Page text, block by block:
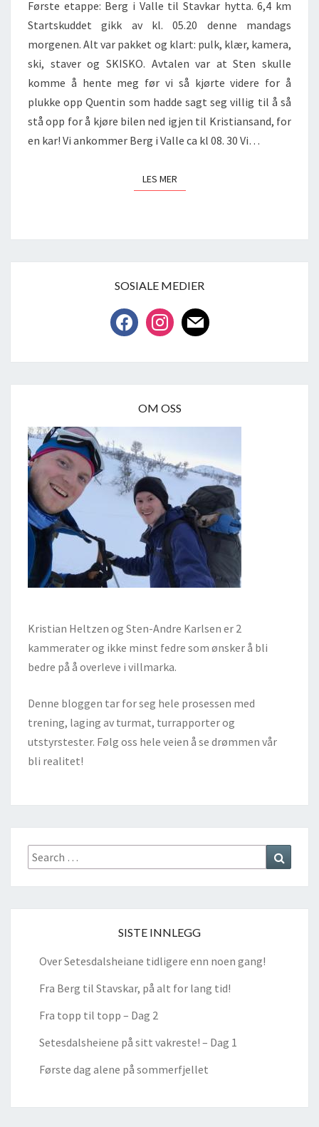
Første etappe: Berg i Valle til Stavkar hytta. 6,4 km
Startskuddet gikk av kl. 05.20 denne mandags
morgenen. Alt var pakket og klart: pulk, klær, kamera,
ski, staver og SKISKO. Avtalen var at Sten skulle
komme å hente meg før vi så kjørte videre for å
plukke opp Quentin som hadde sagt seg villig til å så
stå opp for å kjøre bilen ned igjen til Kristiansand, for
en kar! Vi ankommer Berg i Valle ca kl 08. 30 Vi…
LES MERLES MER
SOSIALE MEDIER
facebookinstagram
mail
OM OSS
Kristian Heltzen og Sten-Andre Karlsen er 2
kammerater og ikke minst fedre som ønsker å bli
bedre på å overleve i villmarka.
Denne bloggen tar for seg hele prosessen med
trening, laging av turmat, turrapporter og
utstyrstester. Følg oss hele veien å se drømmen vår
bli realitet!
Search
for:
SISTE INNLEGG
Over Setesdalsheiane tidligere enn noen gang!
Fra Berg til Stavskar, på alt for lang tid!
Fra topp til topp – Dag 2
Setesdalsheiene på sitt vakreste! – Dag 1
Første dag alene på sommerfjellet